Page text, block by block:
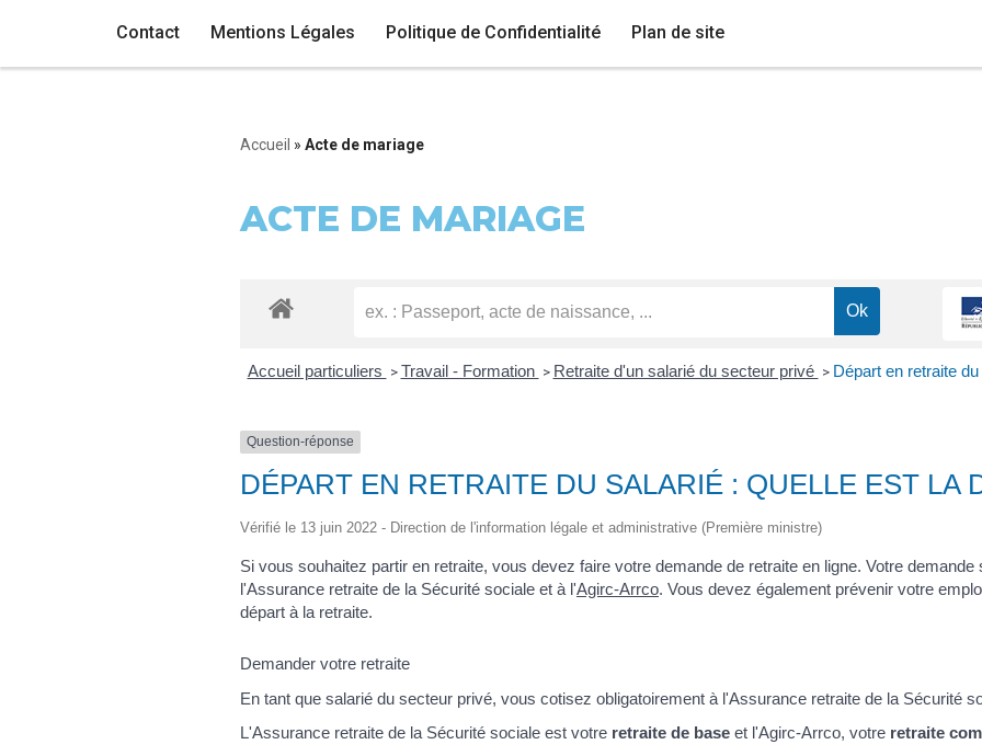
Contact Mentions Légales Politique de Confidentialité Plan de site
Accueil » Acte de mariage
ACTE DE MARIAGE
Accueil particuliers > Travail - Formation > Retraite d'un salarié du secteur privé > Départ en retraite
Question-réponse
DÉPART EN RETRAITE DU SALARIÉ : QUELLE EST LA
Vérifié le 13 juin 2022 - Direction de l'information légale et administrative (Première ministre)
Si vous souhaitez partir en retraite, vous devez faire votre demande de retraite en ligne. Votre
l'Assurance retraite de la Sécurité sociale et à l'Agirc-Arrco. Vous devez également prévenir votre
départ à la retraite.
Demander votre retraite
En tant que salarié du secteur privé, vous cotisez obligatoirement à l'Assurance retraite de la Sécurité
L'Assurance retraite de la Sécurité sociale est votre retraite de base et l'Agirc-Arrco, votre retraite